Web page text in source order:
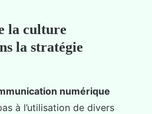
la culture
la stratégie
numérique
à l’utilisation de divers